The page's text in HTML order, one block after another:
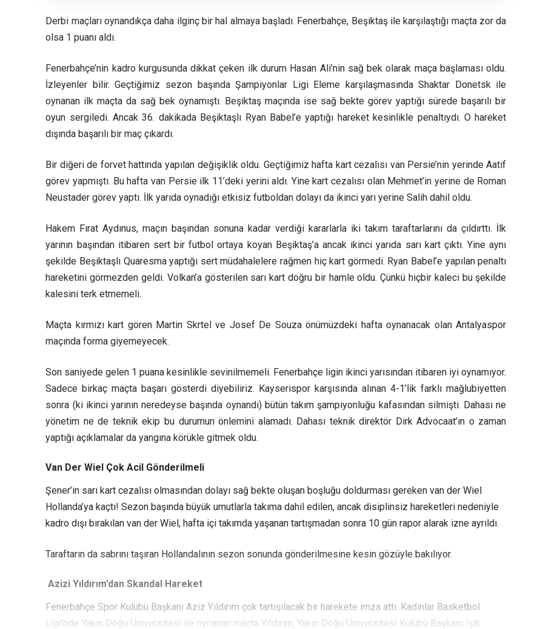
Derbi maçları oynandıkça daha ilginç bir hal almaya başladı. Fenerbahçe, Beşiktaş ile karşılaştığı maçta zor da
olsa 1 puanı aldı.
Fenerbahçe’nin kadro kurgusunda dikkat çeken ilk durum Hasan Ali’nin sağ bek olarak maça başlaması oldu.
İzleyenler bilir. Geçtiğimiz sezon başında Şampiyonlar Ligi Eleme karşılaşmasında Shaktar Donetsk ile
oynanan ilk maçta da sağ bek oynamıştı. Beşiktaş maçında ise sağ bekte görev yaptığı sürede başarılı bir
oyun sergiledi. Ancak 36. dakikada Beşiktaşlı Ryan Babel’e yaptığı hareket kesinlikle penaltıydı. O hareket
dışında başarılı bir maç çıkardı.
Bir diğeri de forvet hattında yapılan değişiklik oldu. Geçtiğimiz hafta kart cezalısı van Persie’nin yerinde Aatif
görev yapmıştı. Bu hafta van Persie ilk 11’deki yerini aldı. Yine kart cezalısı olan Mehmet’in yerine de Roman
Neustader görev yaptı. İlk yarıda oynadığı etkisiz futboldan dolayı da ikinci yarı yerine Salih dahil oldu.
Hakem Fırat Aydınus, maçın başından sonuna kadar verdiği kararlarla iki takım taraftarlarını da çıldırttı. İlk
yarının başından itibaren sert bir futbol ortaya koyan Beşiktaş’a ancak ikinci yarıda sarı kart çıktı. Yine aynı
şekilde Beşiktaşlı Quaresma yaptığı sert müdahalelere rağmen hiç kart görmedi. Ryan Babel’e yapılan penaltı
hareketini görmezden geldi. Volkan’a gösterilen sarı kart doğru bir hamle oldu. Çünkü hiçbir kaleci bu şekilde
kalesini terk etmemeli.
Maçta kırmızı kart gören Martin Skrtel ve Josef De Souza önümüzdeki hafta oynanacak olan Antalyaspor
maçında forma giyemeyecek.
Son saniyede gelen 1 puana kesinlikle sevinilmemeli. Fenerbahçe ligin ikinci yarısından itibaren iyi oynamıyor.
Sadece birkaç maçta başarı gösterdi diyebiliriz. Kayserispor karşısında alınan 4-1’lik farklı mağlubiyetten
sonra (ki ikinci yarının neredeyse başında oynandı) bütün takım şampiyonluğu kafasından silmişti. Dahası ne
yönetim ne de teknik ekip bu durumun önlemini alamadı. Dahası teknik direktör Dirk Advocaat’ın o zaman
yaptığı açıklamalar da yangına körükle gitmek oldu.
Van Der Wiel Çok Acil Gönderilmeli
Şener’in sarı kart cezalısı olmasından dolayı sağ bekte oluşan boşluğu doldurması gereken van der Wiel
Hollanda’ya kaçtı! Sezon başında büyük umutlarla takıma dahil edilen, ancak disiplinsiz hareketleri nedeniyle
kadro dışı bırakılan van der Wiel, hafta içi takımda yaşanan tartışmadan sonra 10 gün rapor alarak izne ayrıldı.
Taraftarın da sabrını taşıran Hollandalının sezon sonunda gönderilmesine kesin gözüyle bakılıyor.
Azizi Yıldırım’dan Skandal Hareket
Fenerbahçe Spor Kulübü Başkanı Aziz Yıldırım çok tartışılacak bir harekete imza attı. Kadınlar Basketbol
Ligi’nde Yakın Doğu Üniversitesi ile oynanan maçta Yıldırım, Yakın Doğu Üniversitesi Kulübü Başkanı Işık